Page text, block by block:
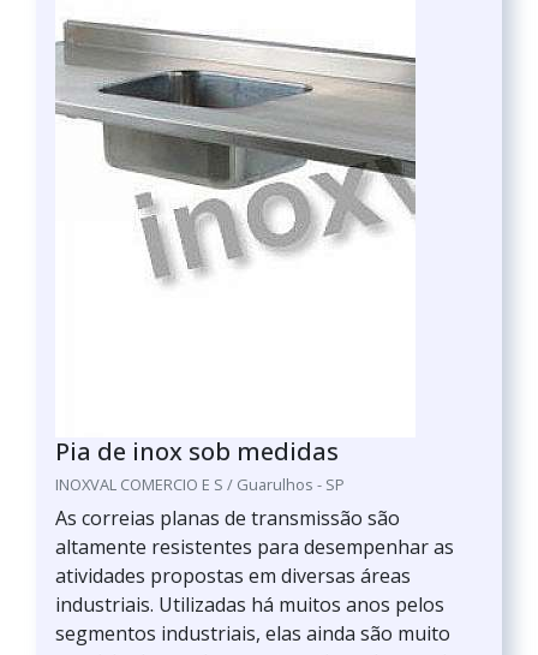
Pia de inox sob medidas
INOXVAL COMERCIO E S / Guarulhos - SP
As correias planas de transmissão são
altamente resistentes para desempenhar as
atividades propostas em diversas áreas
industriais. Utilizadas há muitos anos pelos
segmentos industriais, elas ainda são muito